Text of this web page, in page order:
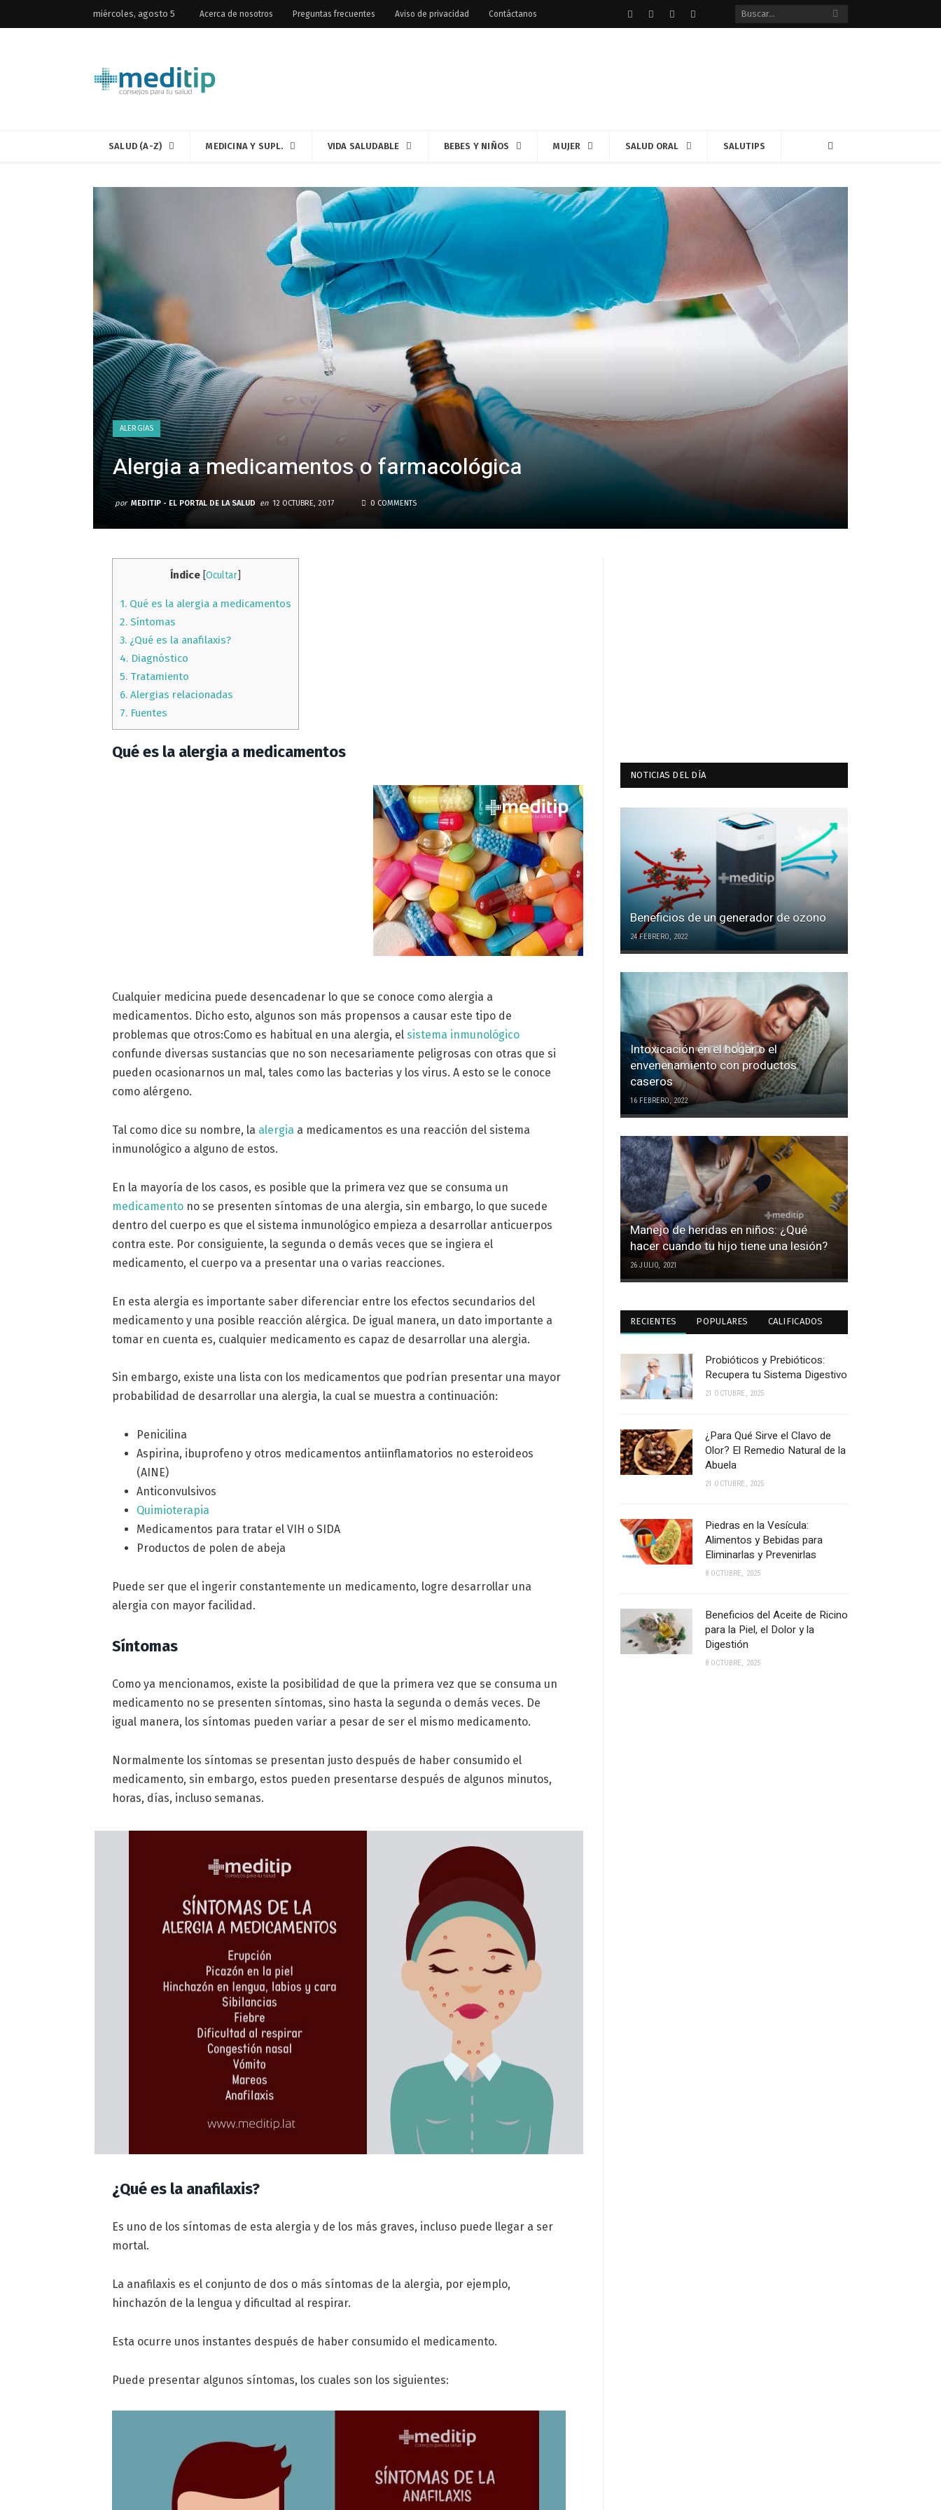
miércoles, agosto 5 Acerca de nosotros Preguntas frecuentes Aviso de privacidad Contáctanos FacebookTwitter instagram
SALUD (A-Z) MEDICINA Y SUPL. VIDA SALUDABLE BEBES Y NIÑOS MUJER SALUD ORAL SALUTIPS
ALERGIAS
Alergia a medicamentos o farmacológica
por MEDITIP - EL PORTAL DE LA SALUD en 12 OCTUBRE, 2017 0 COMMENTS
Índice [Ocultar]
1. Qué es la alergia a medicamentos
2. Síntomas
3. ¿Qué es la anafilaxis?
4. Diagnóstico
5. Tratamiento
6. Alergias relacionadas
7. Fuentes
Qué es la alergia a medicamentos
Cualquier medicina puede desencadenar lo que se conoce como alergia a
medicamentos. Dicho esto, algunos son más propensos a causar este tipo de
problemas que otros:Como es habitual en una alergia, elsistema inmunológico
confunde diversas sustancias que no son necesariamente peligrosas con otras que si
pueden ocasionarnos un mal, tales como las bacterias y los virus. A esto se le conoce
como alérgeno.
Tal como dice su nombre, la alergia a medicamentos es una reacción del sistema
inmunológico a alguno de estos.
En la mayoría de los casos, es posible que la primera vez que se consuma un
medicamento no se presenten síntomas de una alergia, sin embargo, lo que sucede
dentro del cuerpo es que el sistema inmunológico empieza a desarrollar anticuerpos
contra este. Por consiguiente, la segunda o demás veces que se ingiera el
medicamento, el cuerpo va a presentar una o varias reacciones.
En esta alergia es importante saber diferenciar entre los efectos secundarios del
medicamento y una posible reacción alérgica. De igual manera, un dato importante a
tomar en cuenta es, cualquier medicamento es capaz de desarrollar una alergia.
Sin embargo, existe una lista con los medicamentos que podrían presentar una mayor
probabilidad de desarrollar una alergia, la cual se muestra a continuación:
Penicilina
Aspirina, ibuprofeno y otros medicamentos antiinflamatorios no esteroideos
(AINE)
Anticonvulsivos
Quimioterapia
Medicamentos para tratar el VIH o SIDA
Productos de polen de abeja
Puede ser que el ingerir constantemente un medicamento, logre desarrollar una
alergia con mayor facilidad.
Síntomas
Como ya mencionamos, existe la posibilidad de que la primera vez que se consuma un
medicamento no se presenten síntomas, sino hasta la segunda o demás veces. De
igual manera, los síntomas pueden variar a pesar de ser el mismo medicamento.
Normalmente los síntomas se presentan justo después de haber consumido el
medicamento, sin embargo, estos pueden presentarse después de algunos minutos,
horas, días, incluso semanas.
¿Qué es la anafilaxis?
Es uno de los síntomas de esta alergia y de los más graves, incluso puede llegar a ser
mortal.
La anafilaxis es el conjunto de dos o más síntomas de la alergia, por ejemplo,
hinchazón de la lengua y dificultad al respirar.
Esta ocurre unos instantes después de haber consumido el medicamento.
Puede presentar algunos síntomas, los cuales son los siguientes:
NOTICIAS DEL DÍA
Beneficios de un generador de ozono
24 FEBRERO, 2022
Intoxicación en el hogar o el
envenenamiento con productos
caseros
16 FEBRERO, 2022
Manejo de heridas en niños: ¿Qué
hacer cuando tu hijo tiene una lesión?
26 JULIO, 2021
RECIENTES POPULARES CALIFICADOS
Probióticos y Prebióticos:
Recupera tu Sistema Digestivo
21 OCTUBRE, 2025
¿Para Qué Sirve el Clavo de
Olor? El Remedio Natural de la
Abuela
21 OCTUBRE, 2025
Piedras en la Vesícula:
Alimentos y Bebidas para
Eliminarlas y Prevenirlas
8 OCTUBRE, 2025
Beneficios del Aceite de Ricino
para la Piel, el Dolor y la
Digestión
8 OCTUBRE, 2025